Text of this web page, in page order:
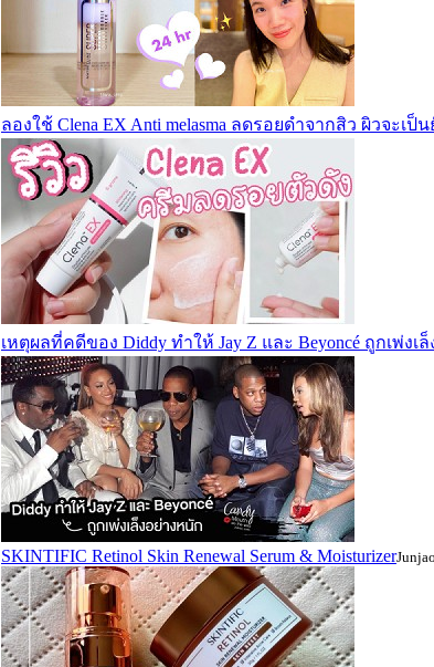
ลองใช้ Clena EX Anti melasma ลดรอยดำจากสิว ผิวจะเป็น
เหตุผลที่คดีของ Diddy ทำให้ Jay Z และ Beyoncé ถูกเพ่งเ
SKINTIFIC Retinol Skin Renewal Serum & Moisturizer